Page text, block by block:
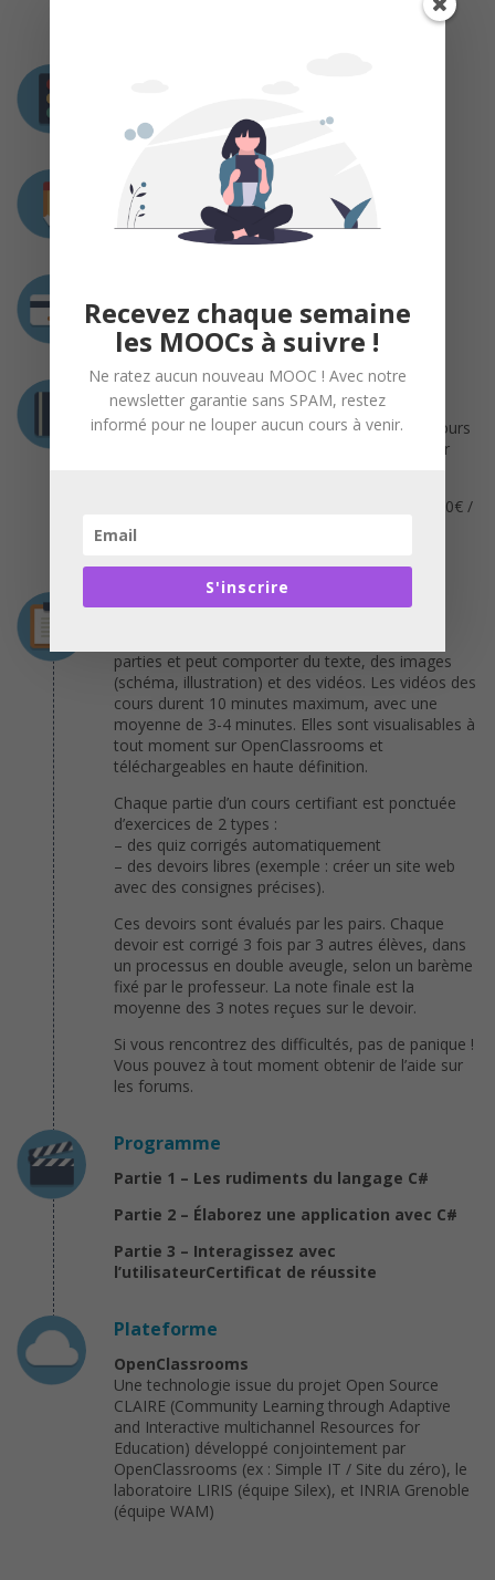
Charge de travail
Gratuit
Certification
Vous devez compléter tous les exercices du cours
et obtenir une note finale d’au moins 70% pour
Un compte OpenClassrooms Premium Solo (20€ /
mois) est nécessaire pour valider votre
certification.
Déroulement
parties et peut comporter du texte, des images
(schéma, illustration) et des vidéos. Les vidéos des
cours durent 10 minutes maximum, avec une
moyenne de 3-4 minutes. Elles sont visualisables à
tout moment sur OpenClassrooms et
téléchargeables en haute définition.
Chaque partie d’un cours certifiant est ponctuée
d’exercices de 2 types :
– des quiz corrigés automatiquement
– des devoirs libres (exemple : créer un site web
avec des consignes précises).
Ces devoirs sont évalués par les pairs. Chaque
devoir est corrigé 3 fois par 3 autres élèves, dans
un processus en double aveugle, selon un barème
fixé par le professeur. La note finale est la
moyenne des 3 notes reçues sur le devoir.
Si vous rencontrez des difficultés, pas de panique !
Vous pouvez à tout moment obtenir de l’aide sur
les forums.
Programme
Partie 1 – Les rudiments du langage C#
Partie 2 – Élaborez une application avec C#
Partie 3 – Interagissez avec
l’utilisateurCertificat de réussite
Plateforme
OpenClassrooms
Une technologie issue du projet Open Source
CLAIRE (Community Learning through Adaptive
and Interactive multichannel Resources for
Education) développé conjointement par
OpenClassrooms (ex : Simple IT / Site du zéro), le
laboratoire LIRIS (équipe Silex), et INRIA Grenoble
(équipe WAM)
Recevez chaque semaine
les MOOCs à suivre !
Ne ratez aucun nouveau MOOC ! Avec notre
newsletter garantie sans SPAM, restez
informé pour ne louper aucun cours à venir.
S'inscrire